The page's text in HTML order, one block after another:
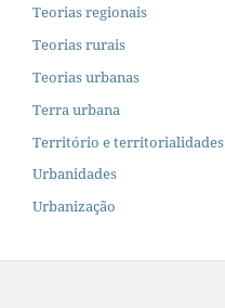
Teorias regionais
Teorias rurais
Teorias urbanas
Terra urbana
Território e territorialidades
Urbanidades
Urbanização